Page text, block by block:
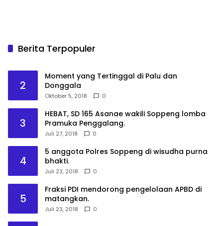
Berita Terpopuler
2
Moment yang Tertinggal di Palu dan
Donggala
Oktober 5, 2018 0
3
HEBAT, SD 165 Asanae wakili Soppeng lomba
Pramuka Penggalang.
Juli 27, 2018 0
4
5 anggota Polres Soppeng di wisudha purna
bhakti.
Juli 23, 2018 0
5
Fraksi PDI mendorong pengelolaan APBD di
matangkan.
Juli 23, 2018 0